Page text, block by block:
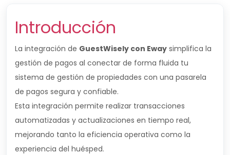
Introducción
La integración de GuestWisely con Eway simplifica la
gestión de pagos al conectar de forma fluida tu
sistema de gestión de propiedades con una pasarela
de pagos segura y confiable.
Esta integración permite realizar transacciones
automatizadas y actualizaciones en tiempo real,
mejorando tanto la eficiencia operativa como la
experiencia del huésped.